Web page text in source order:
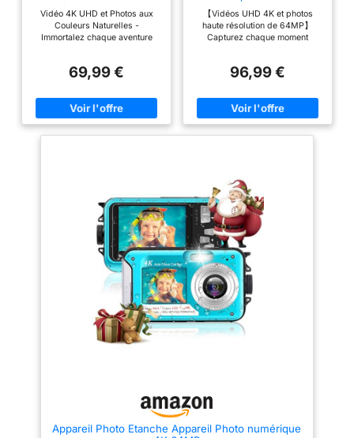
Écran Selfie, Étanche
10FT - Autofocus, Zoom
18X- Parfait pour la
et la Natation - Inclut
Carte 16 Go
Vidéo 4K UHD et Photos aux
Couleurs Naturelles -
Immortalez chaque aventure
détails saisissants et aux
l'eau que sur terre. Que vous
soyez à la plage, en train de
nager avec des tortues ou en
l'aventure, cet appareil est
étanche IP68 jusqu'à 3 mètres,
idéal pour la plongée libre, le
surf et les parcs aquatiques.
Avec son compartiment à
batterie scellé et sa construction
solide, il est également résistant
à la poussière et aux
températures extrêmes (-10°C ~
45°C), fiable dans tous les
environnements. Design Double
Écran pour des Selfies
Simplissimes - Écran principal
écran facilite la prise de selfies
l'eau comme jamais auparavant.
69,99 €
64MP Appareil Photo
sous-Marin
【Vidéos UHD 4K et photos
haute résolution de 64MP】
Capturez chaque moment
HD époustouflants, tandis que
56MP offrent une qualité
d'image sans précédent ! Que
vous exploriez le monde sous-
numérique enregistre
parfaitement chaque
expérience. Avec des couleurs
vives et des détails fins, vos
photos et vidéos prennent vie.
Grâce à sa facilité d'utilisation,
elle convient à tous les
utilisateurs. Étanche jusqu'à 10
m : avec une étanchéité de 10
mètres, cette caméra sous-
marine vous permet de plonger
dans des aventures sous-
marines et de capturer les
impressions époustouflantes
soyez dans un parc aquatique
96,99 €
Appareil Photo Etanche Appareil Photo numérique